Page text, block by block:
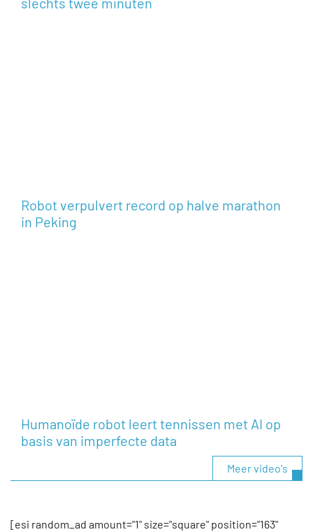
Robot verpulvert record op halve marathon
in Peking
Humanoïde robot leert tennissen met AI op
basis van imperfecte data
Meer video's
[esi random_ad amount="1" size="square" position="163"